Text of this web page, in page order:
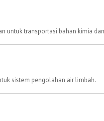
untuk transportasi bahan kimia
sistem pengolahan air limbah.